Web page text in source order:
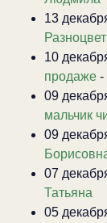
13
10
продаже -
09
мальчик
09
07
Татьяна
05